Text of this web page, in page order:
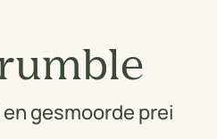
gesmoorde prei